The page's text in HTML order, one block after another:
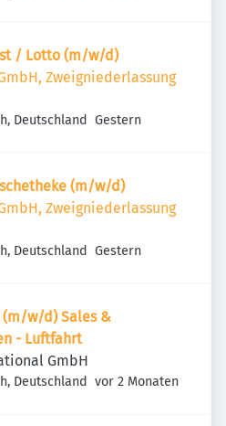
/ Lotto (m/w/d)
Zweigniederlassung
Deutschland Veröffentlicht
Gestern
(m/w/d)
Zweigniederlassung
Deutschland Veröffentlicht
Gestern
w/d) Sales &
- Luftfahrt
GmbH
Deutschland Veröffentlicht:
vor 2 Monaten